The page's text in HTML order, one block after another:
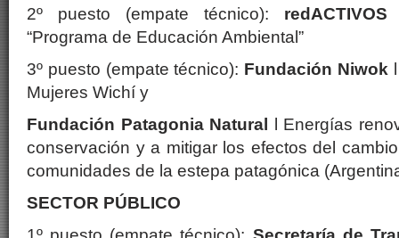
2º puesto (empate técnico): redACTIVOS
“Programa de Educación Ambiental”
3º puesto (empate técnico): Fundación Niwok
Mujeres Wichí y
Fundación Patagonia Natural l Energías
conservación y a mitigar los efectos del
comunidades de la estepa patagónica
SECTOR PÚBLICO